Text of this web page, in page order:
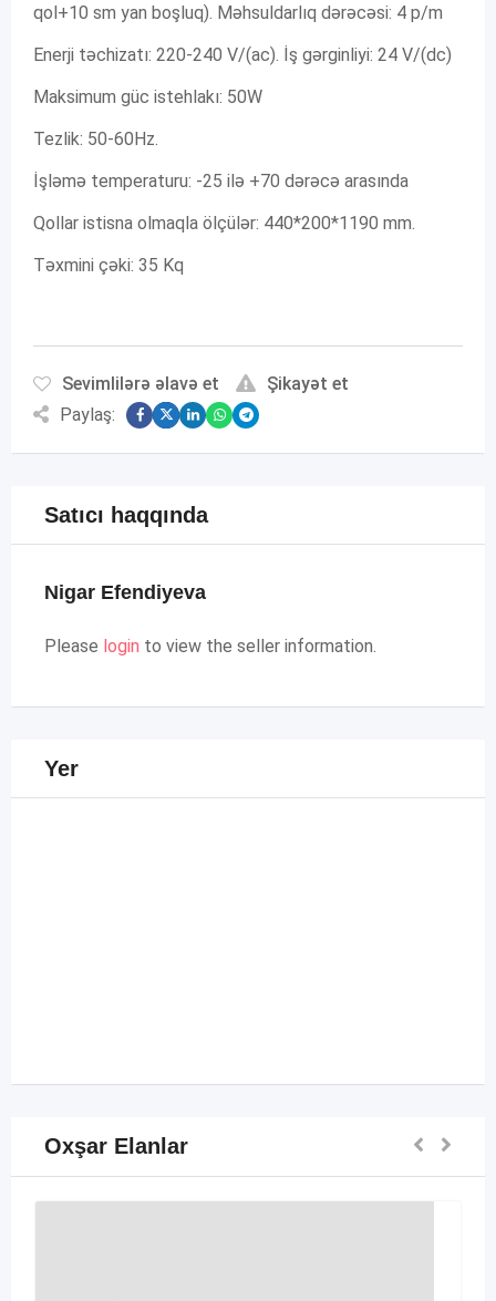
qol+10 sm yan boşluq). Məhsuldarlıq dərəcəsi: 4 p/m
Enerji təchizatı: 220-240 V/(ac). İş gərginliyi: 24 V/(dc)
Maksimum güc istehlakı: 50W
Tezlik: 50-60Hz.
İşləmə temperaturu: -25 ilə +70 dərəcə arasında
Qollar istisna olmaqla ölçülər: 440*200*1190 mm.
Təxmini çəki: 35 Kq
Sevimlilərə əlavə et
Şikayət et
Paylaş:
Satıcı haqqında
Nigar Efendiyeva
Please login to view the seller information.
Yer
Oxşar Elanlar